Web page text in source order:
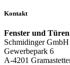
Kontakt
Fenster und
Schmidinger GmbH
Gewerbepark 6
A-4201